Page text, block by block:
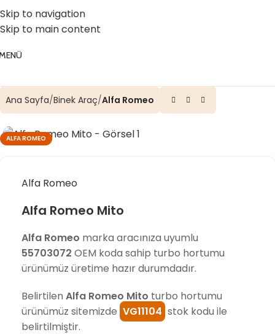
Skip to navigation
Skip to main content
☎️ 0 (224) 504 74 45
Ana Sayfa Binek Araç Alfa Romeo
ALFA ROMEO
Alfa Romeo
Alfa Romeo Mito
Alfa Romeo marka aracınıza uyumlu
55703072 OEM koda sahip turbo hortumu
ürünümüz üretime hazır durumdadır.
Belirtilen Alfa Romeo Mito turbo hortumu
ürünümüz sitemizde VG11104 stok kodu ile
belirtilmiştir.